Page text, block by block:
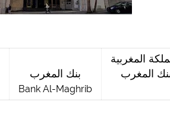
بنك المغرب
Bank Al-Maghrib
المغربية
المغرب